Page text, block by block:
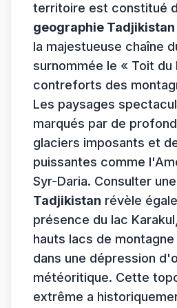
territoire est constitué
geographie Tadjikistan
la majestueuse chaîne
surnommée le « Toit du
contreforts des
Les paysages
marqués par de
glaciers imposants et
puissantes comme
Syr-Daria. Consulter une
Tadjikistan révèle
présence du lac
hauts lacs de
dans une dépression
météoritique. Cette
extrême a